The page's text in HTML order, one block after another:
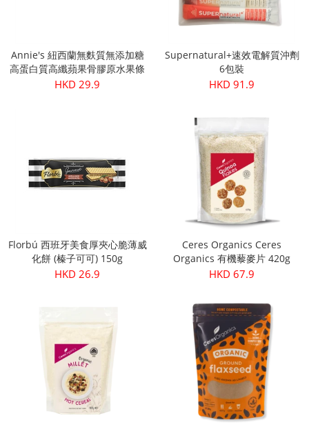
Annie's 紐西蘭無麩質無添加糖
高蛋白質高纖蘋果骨膠原水果條
30g
HKD 29.9
Supernatural+速效電解質沖劑
6包裝
HKD 91.9
Florbú 西班牙美食厚夾心脆薄威
化餅 (榛子可可) 150g
HKD 26.9
Ceres Organics Ceres
Organics 有機藜麥片 420g
HKD 67.9